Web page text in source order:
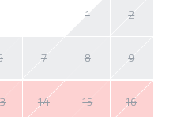
1 2
7 8 9
14 15 16